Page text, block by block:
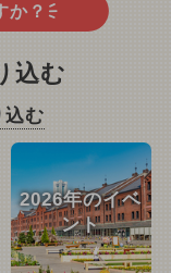
か？
込む
込む
2026年のイベ
ント